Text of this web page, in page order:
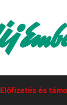
Előfizetés és